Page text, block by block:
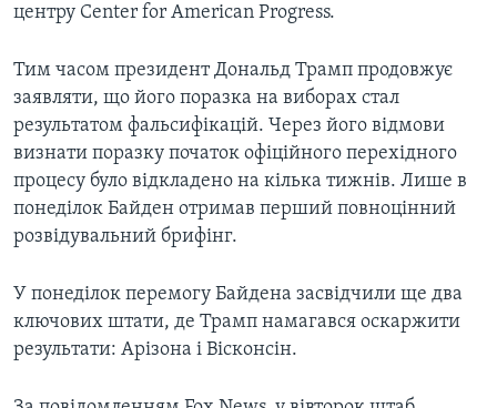
центру Center for American Progress.
Тим часом президент Дональд Трамп продовжує
заявляти, що його поразка на виборах стал
результатом фальсифікацій. Через його відмови
визнати поразку початок офіційного перехідного
процесу було відкладено на кілька тижнів. Лише в
понеділок Байден отримав перший повноцінний
розвідувальний брифінг.
У понеділок перемогу Байдена засвідчили ще два
ключових штати, де Трамп намагався оскаржити
результати: Арізона і Вісконсін.